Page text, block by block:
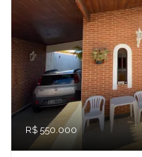
R$ 550.000